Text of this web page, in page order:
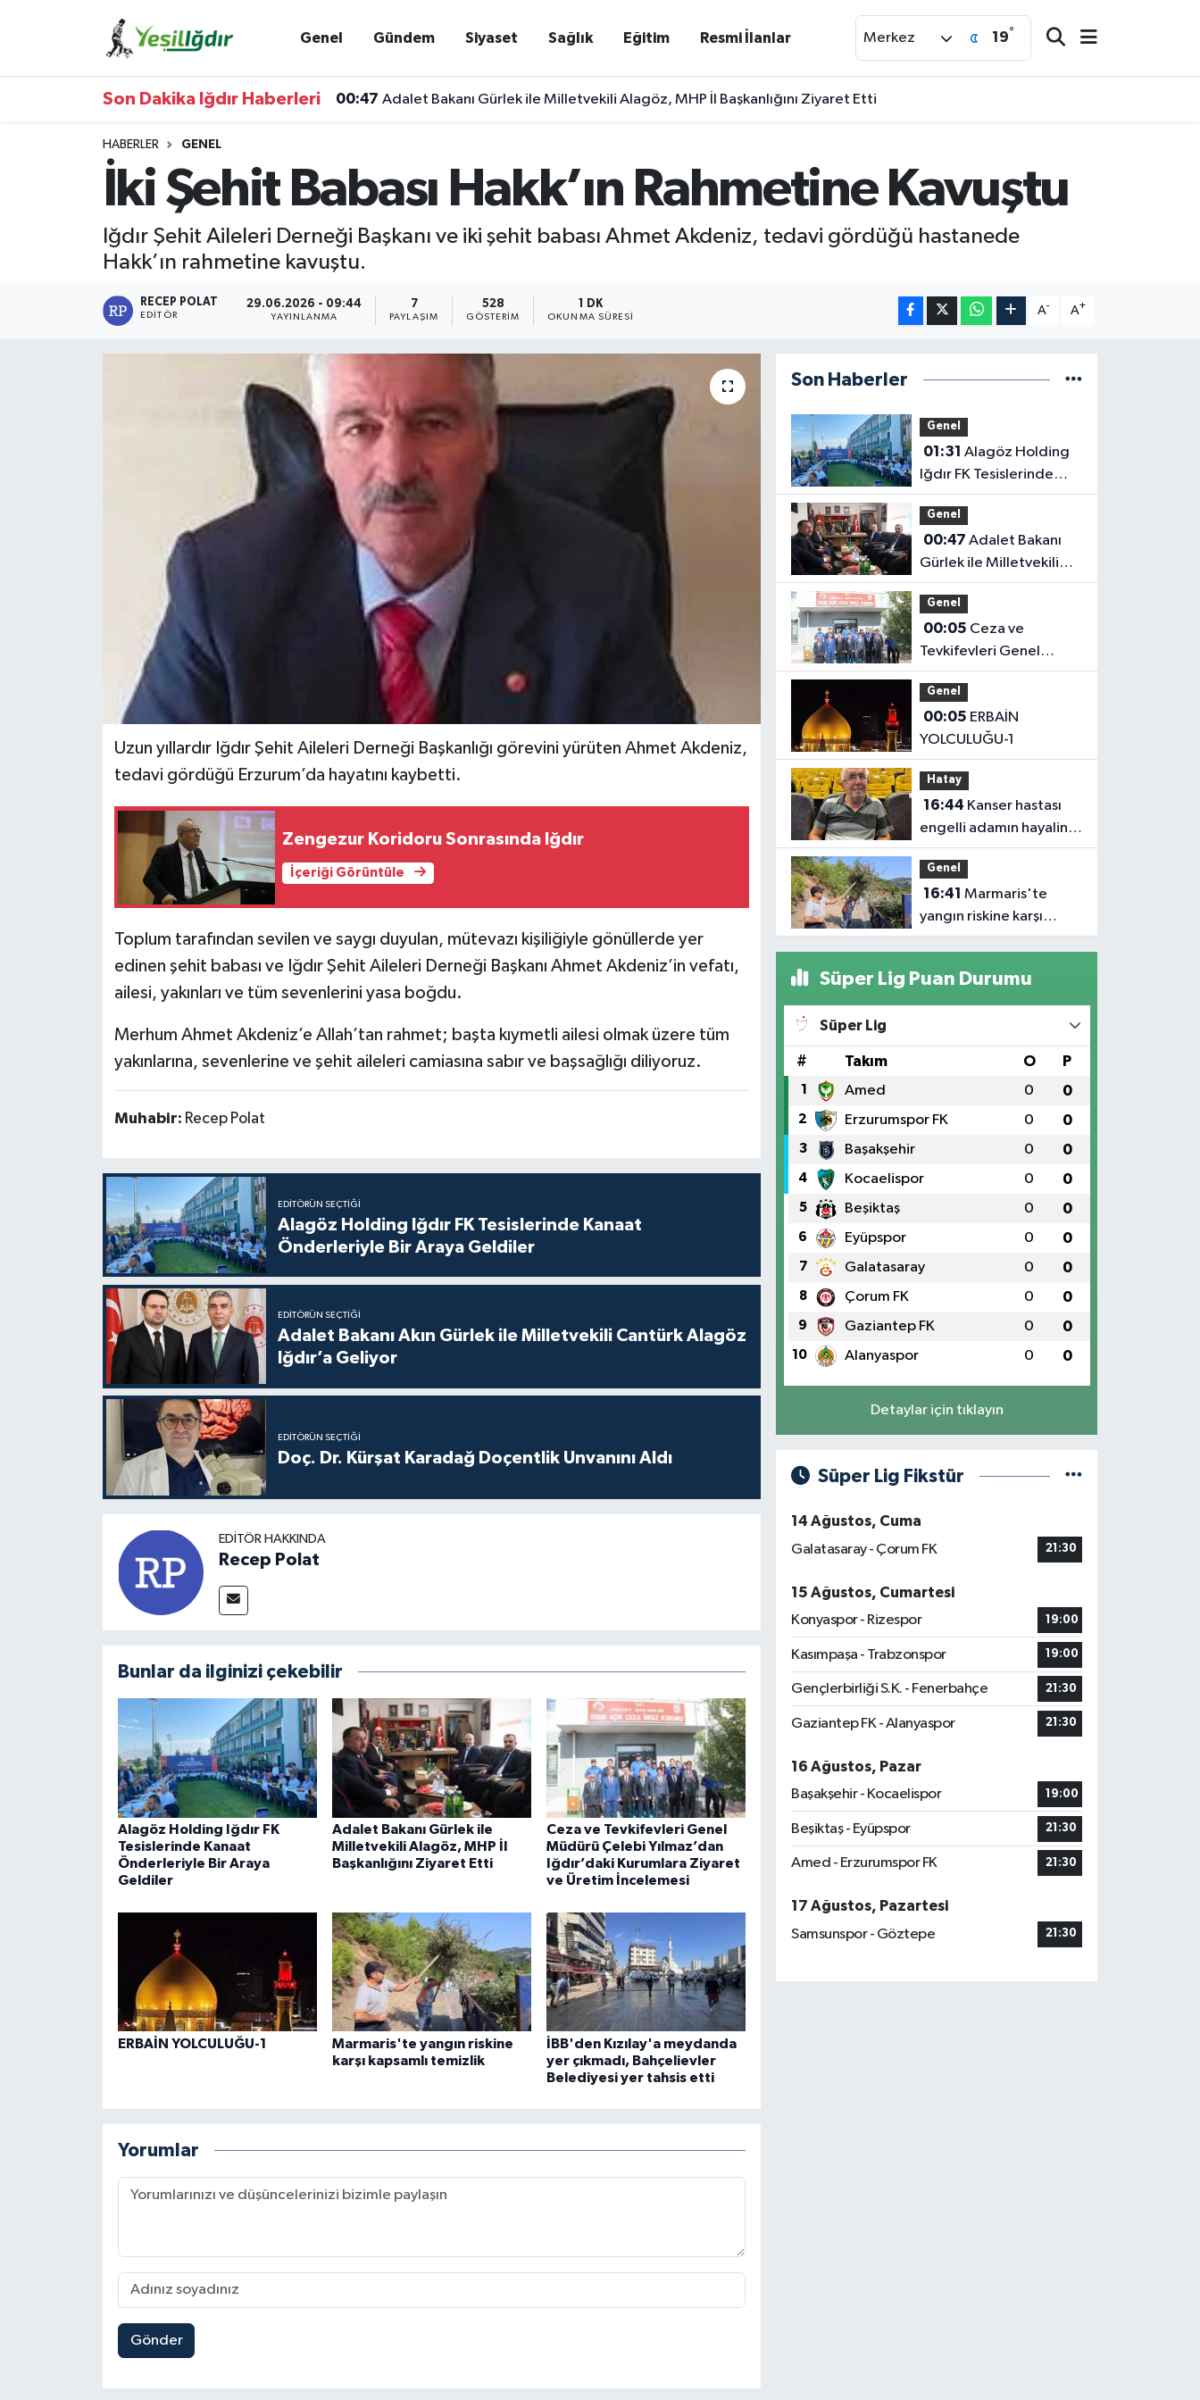
Genel Gündem Siyaset Sağlık Eğitim Resmi İlanlar Merkez 19°
Son Dakika Iğdır Haberleri 00:47 Adalet Bakanı Gürlek ile Milletvekili Alagöz, MHP İl Başkanlığını Ziyaret Etti
HABERLER GENEL
İki Şehit Babası Hakk’ın Rahmetine Kavuştu
Iğdır Şehit Aileleri Derneği Başkanı ve iki şehit babası Ahmet Akdeniz, tedavi gördüğü hastanede
Hakk’ın rahmetine kavuştu.
RECEP POLAT
EDITÖR
29.06.2026 - 09:44
YAYINLANMA
7
PAYLAŞIM
528
GÖSTERIM
1 DK
OKUNMA SÜRESI
A- A+
Uzun yıllardır Iğdır Şehit Aileleri Derneği Başkanlığı görevini yürüten Ahmet Akdeniz,
tedavi gördüğü Erzurum’da hayatını kaybetti.
Zengezur Koridoru Sonrasında Iğdır
İçeriği Görüntüle
Toplum tarafından sevilen ve saygı duyulan, mütevazı kişiliğiyle gönüllerde yer
edinen şehit babası ve Iğdır Şehit Aileleri Derneği Başkanı Ahmet Akdeniz’in vefatı,
ailesi, yakınları ve tüm sevenlerini yasa boğdu.
Merhum Ahmet Akdeniz’e Allah’tan rahmet; başta kıymetli ailesi olmak üzere tüm
yakınlarına, sevenlerine ve şehit aileleri camiasına sabır ve başsağlığı diliyoruz.
Muhabir: Recep Polat
EDITÖRÜN SEÇTIĞI
Alagöz Holding Iğdır FK Tesislerinde Kanaat
Önderleriyle Bir Araya Geldiler
EDITÖRÜN SEÇTIĞI
Adalet Bakanı Akın Gürlek ile Milletvekili Cantürk Alagöz
Iğdır’a Geliyor
EDITÖRÜN SEÇTIĞI
Doç. Dr. Kürşat Karadağ Doçentlik Unvanını Aldı
EDITÖR HAKKINDA
Recep Polat
Bunlar da ilginizi çekebilir
Alagöz Holding Iğdır FK
Tesislerinde Kanaat
Önderleriyle Bir Araya
Geldiler
Adalet Bakanı Gürlek ile
Milletvekili Alagöz, MHP İl
Başkanlığını Ziyaret Etti
Ceza ve Tevkifevleri Genel
Müdürü Çelebi Yılmaz’dan
Iğdır’daki Kurumlara Ziyaret
ve Üretim İncelemesi
ERBAİN YOLCULUĞU-1
Marmaris'te yangın riskine
karşı kapsamlı temizlik
İBB'den Kızılay'a meydanda
yer çıkmadı, Bahçelievler
Belediyesi yer tahsis etti
Yorumlar
Gönder
Son Haberler
Genel
01:31
Iğdır FK Tesislerinde
Kanaat Önderleriyle Bir
Araya Geldiler
Genel
00:47
Gürlek ile Milletvekili
Alagöz, MHP İl
Başkanlığını Ziyaret Etti
Genel
00:05
Tevkifevleri Genel
Müdürü Çelebi
Yılmaz’dan Iğdır’daki
Kurumlara Ziyaret ve
Üretim İncelemesi
Genel
00:05
YOLCULUĞU-1
Hatay
16:44
engelli adamın hayalini
bile kuramadığı evine
kavuşunca döktüğü
gözyaşı duygulandırdı
Genel
16:41
yangın riskine karşı
kapsamlı temizlik
Süper Lig Puan Durumu
Süper Lig
# Takım O P
1 Amed 0 0
2 Erzurumspor FK 0 0
3 Başakşehir 0 0
4 Kocaelispor 0 0
5 Beşiktaş 0 0
6 Eyüpspor 0 0
7 Galatasaray 0 0
8 Çorum FK 0 0
9 Gaziantep FK 0 0
10 Alanyaspor 0 0
Detaylar için tıklayın
Süper Lig Fikstür
14 Ağustos, Cuma
Galatasaray - Çorum FK
21:30
15 Ağustos, Cumartesi
Konyaspor - Rizespor
19:00
Kasımpaşa - Trabzonspor 19:00
Gençlerbirliği S.K. - Fenerbahçe 21:30
Gaziantep FK - Alanyaspor 21:30
16 Ağustos, Pazar
Başakşehir - Kocaelispor
19:00
Beşiktaş - Eyüpspor 21:30
Amed - Erzurumspor FK 21:30
17 Ağustos, Pazartesi
Samsunspor - Göztepe
21:30
İğdir Namaz Vakitleri
Iğdır Trafik Yoğunluk Haritası
Süper Lig Puan Durumu ve Fikstür
Tüm Manşetler